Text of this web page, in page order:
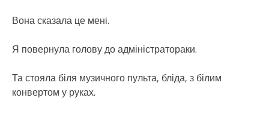
Вона сказала це мені.
Я повернула голову до адміністратораки.
Та стояла біля музичного пульта, бліда, з білим
конвертом у руках.